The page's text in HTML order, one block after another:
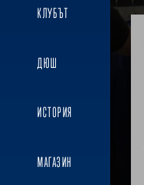
КЛУБЪТ
ДЮШ
ИСТОРИЯ
МАГАЗИН